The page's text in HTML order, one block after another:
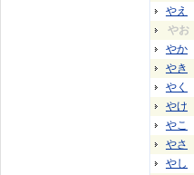
やえ
やお
やか
やき
やく
やけ
やこ
やさ
やし